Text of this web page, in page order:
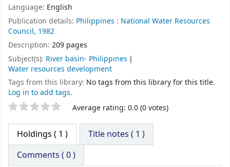
Language: English
Publication details: Philippines : National Water Resources
Council, 1982
Description: 209 pages
Subject(s): River basin- Philippines
Water resources development
Tags from this library: No tags from this library for this title.
Log in to add tags.
Average rating: 0.0 (0 votes)
Holdings ( 1 )
Title notes ( 1 )
Comments ( 0 )